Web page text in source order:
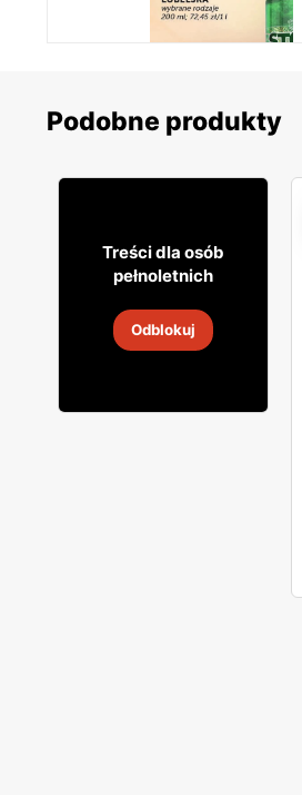
Podobne produkty
99
-16 sie 2026
Treści dla osób
pełnoletnich
Odblokuj